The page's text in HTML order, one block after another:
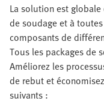
La solution est globale
de soudage et à
composants de
Tous les packages de
Améliorez les
de rebut et
suivants :